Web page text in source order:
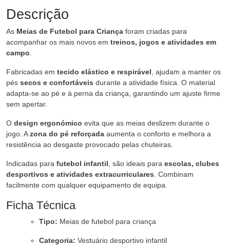
Descrição
As Meias de Futebol para Criança foram criadas para
acompanhar os mais novos em treinos, jogos e atividades em
campo
Fabricadas em tecido elástico e respirável , ajudam a manter os
pés secos e confortáveis durante a atividade física. O material
adapta-se ao pé e à perna da criança, garantindo um ajuste firme
sem apertar.
O design ergonómico evita que as meias deslizem durante o
jogo. Azona do pé reforçada aumenta o conforto e melhora a
resistência ao desgaste provocado pelas chuteiras.
Indicadas para futebol infantil , são ideais para escolas, clubes
desportivos e atividades extracurriculares . Combinam
facilmente com qualquer equipamento de equipa.
Ficha Técnica
Tipo: Meias de futebol para criança
Categoria: Vestuário desportivo infantil